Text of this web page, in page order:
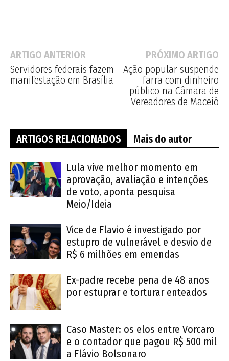
ARTIGO ANTERIOR
Servidores federais fazem
manifestação em Brasília
PRÓXIMO ARTIGO
Ação popular suspende
farra com dinheiro
público na Câmara de
Vereadores de Maceió
ARTIGOS RELACIONADOS Mais do autor
Lula vive melhor momento em
aprovação, avaliação e intenções
de voto, aponta pesquisa
Meio/Ideia
Vice de Flavio é investigado por
estupro de vulnerável e desvio de
R$ 6 milhões em emendas
Ex-padre recebe pena de 48 anos
por estuprar e torturar enteados
Caso Master: os elos entre Vorcaro
e o contador que pagou R$ 500 mil
a Flávio Bolsonaro